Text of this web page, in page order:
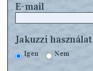
E-mail
Jakuzzi használat
Igen Nem